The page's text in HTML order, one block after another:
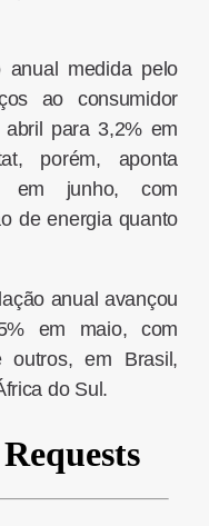
medida pelo
ao consumidor
para 3,2% em
porém, aponta
em junho, com
de energia quanto
anual avançou
em maio, com
outros, em Brasil,
do Sul.